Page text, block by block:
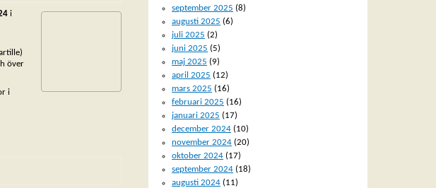
i
över
i
september 2025 (8)
augusti 2025 (6)
juli 2025 (2)
juni 2025 (5)
maj 2025 (9)
april 2025 (12)
mars 2025 (16)
februari 2025 (16)
januari 2025 (17)
december 2024 (10)
november 2024 (20)
oktober 2024 (17)
september 2024 (18)
augusti 2024 (11)